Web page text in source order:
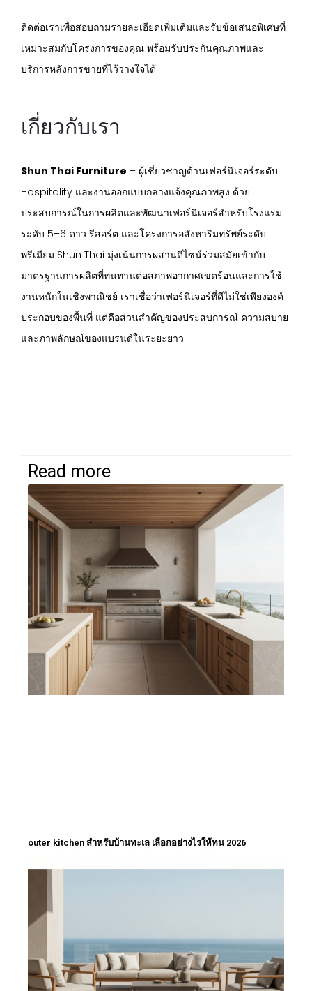
ติดต่อเราเพื่อสอบถามรายละเอียดเพิ่มเติมและรับข้อเสนอพิเศษที่
เหมาะสมกับโครงการของคุณ พร้อมรับประกันคุณภาพและ
บริการหลังการขายที่ไว้วางใจได้
เกี่ยวกับเรา
Shun Thai Furniture – ผู้เชี่ยวชาญด้านเฟอร์นิเจอร์ระดับ
Hospitality และงานออกแบบกลางแจ้งคุณภาพสูง ด้วย
ประสบการณ์ในการผลิตและพัฒนาเฟอร์นิเจอร์สำหรับโรงแรม
ระดับ 5–6 ดาว รีสอร์ต และโครงการอสังหาริมทรัพย์ระดับ
พรีเมียม Shun Thai มุ่งเน้นการผสานดีไซน์ร่วมสมัยเข้ากับ
มาตรฐานการผลิตที่ทนทานต่อสภาพอากาศเขตร้อนและการใช้
งานหนักในเชิงพาณิชย์ เราเชื่อว่าเฟอร์นิเจอร์ที่ดีไม่ใช่เพียงองค์
ประกอบของพื้นที่ แต่คือส่วนสำคัญของประสบการณ์ ความสบาย
และภาพลักษณ์ของแบรนด์ในระยะยาว
Read more
outer kitchen สำหรับบ้านทะเล เลือกอย่างไรให้ทน 2026